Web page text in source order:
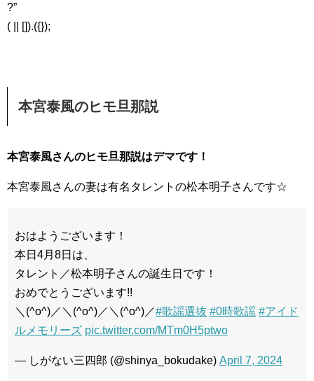
?”
( || []).({});
本宮泰風のヒモ旦那説
本宮泰風さんのヒモ旦那説はデマです！
本宮泰風さんの妻は有名タレントの松本明子さんです☆
おはようございます！
本日4月8日は、
タレント／松本明子さんの誕生日です！
おめでとうございます!!
＼(^o^)／＼(^o^)／＼(^o^)／#歌謡選抜 #0時歌謡 #アイド
ルメモリーズ pic.twitter.com/MTm0H5ptwo
— しがない三四郎 (@shinya_bokudake) April 7, 2024